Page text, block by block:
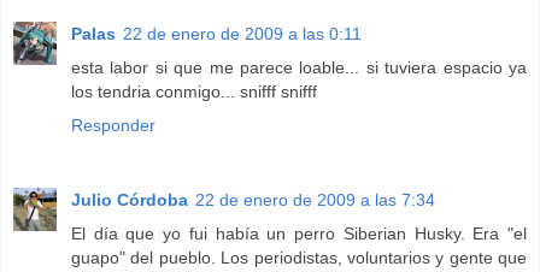
Palas 22 de enero de 2009 a las 0:11
esta labor si que me parece loable... si tuviera espacio ya
los tendria conmigo... snifff snifff
Responder
Julio Córdoba 22 de enero de 2009 a las 7:34
El día que yo fui había un perro Siberian Husky. Era "el
guapo" del pueblo. Los periodistas, voluntarios y gente que